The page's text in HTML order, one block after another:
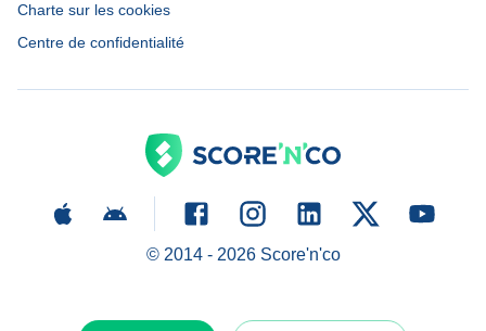
Charte sur les cookies
Centre de confidentialité
© 2014 - 2026Score'n'co